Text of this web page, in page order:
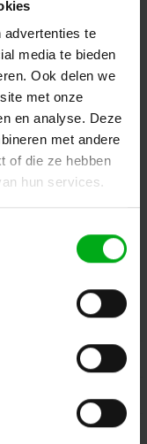
advertenties te
media te bieden
Ook delen we
met onze
en analyse. Deze
met andere
of die ze hebben
hun services.
40 15 92 9
op Facebook
op Linkedin